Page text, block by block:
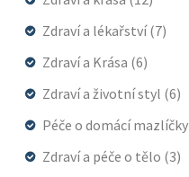
Zdraví a lékařství(7)
Zdraví a Krása (6)
Zdraví a životní styl (6)
Péče o domácí mazlíčky
Zdraví a péče o tělo (3)